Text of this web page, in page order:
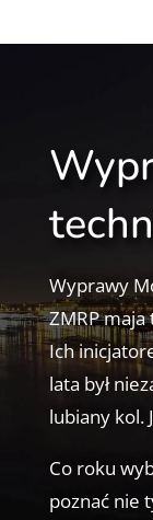
Wyprawy
ZMRP
Ich
lata był
lubiany kol.
Co roku
poznać nie